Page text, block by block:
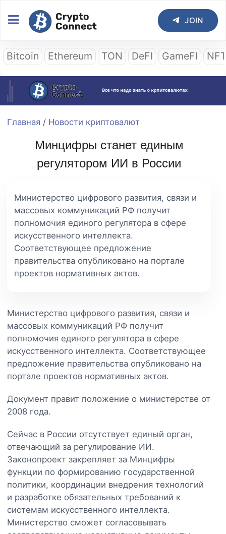
JOIN
Bitcoin Ethereum TON DeFI GameFI
Главная / Новости криптовалют
Минцифры станет единым
регулятором ИИ в России
Министерство цифрового развития, связи и
массовых коммуникаций РФ получит
полномочия единого регулятора в сфере
искусственного интеллекта.
Соответствующее предложение
правительства опубликовано на портале
проектов нормативных актов.
Министерство цифрового развития, связи и
массовых коммуникаций РФ получит
полномочия единого регулятора в сфере
искусственного интеллекта. Соответствующее
предложение правительства опубликовано на
портале проектов нормативных актов.
Документ правит положение о министерстве от
2008 года.
Сейчас в России отсутствует единый орган,
отвечающий за регулирование ИИ.
Законопроект закрепляет за Минцифры
функции по формированию государственной
политики, координации внедрения технологий
и разработке обязательных требований к
системам искусственного интеллекта.
Министерство сможет согласовывать